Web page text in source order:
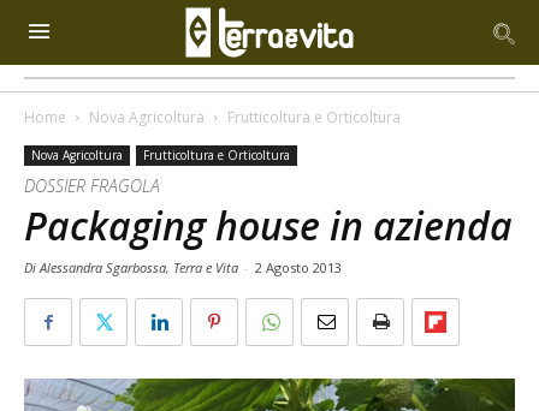
Home Nova Agricoltura Frutticoltura e Orticoltura
Nova Agricoltura Frutticoltura e Orticoltura
DOSSIER FRAGOLA
Packaging house in azienda
Di Alessandra Sgarbossa, Terra e Vita - 2 Agosto 2013